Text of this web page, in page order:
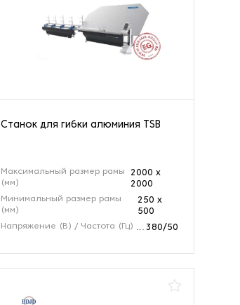
Станок для гибки алюминия TSB
Максимальный размер рамы
(мм)
2000 х
2000
Минимальный размер рамы
(мм)
250 х
500
Напряжение (В) / Частота (Гц)
380/50